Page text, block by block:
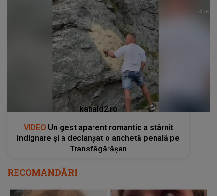
kanald2.ro
VIDEO Un gest aparent romantic a stârnit
indignare și a declanșat o anchetă penală pe
Transfăgărășan
RECOMANDĂRI